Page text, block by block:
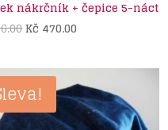
nákrčník + čepice 5-náct
Původní
byla:
Kč 506.00.
Kč 470.00
je:
Kč 470.00.